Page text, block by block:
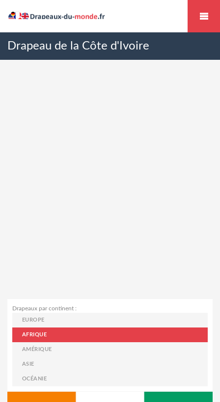
Drapeau de la Côte d'Ivoire
Drapeaux par continent :
EUROPE
AFRIQUE
AMÉRIQUE
ASIE
OCÉANIE